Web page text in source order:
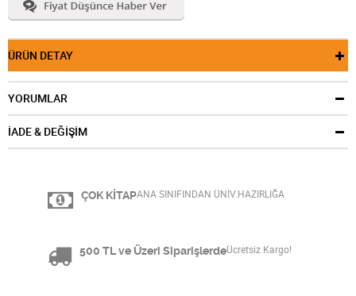
ÜRÜN DETAY
YORUMLAR
İADE & DEĞİŞİM
ÇOK KİTAPANA SINIFINDAN ÜNİV.HAZIRLIĞA
500 TL ve Üzeri SiparişlerdeÜcretsiz Kargo!